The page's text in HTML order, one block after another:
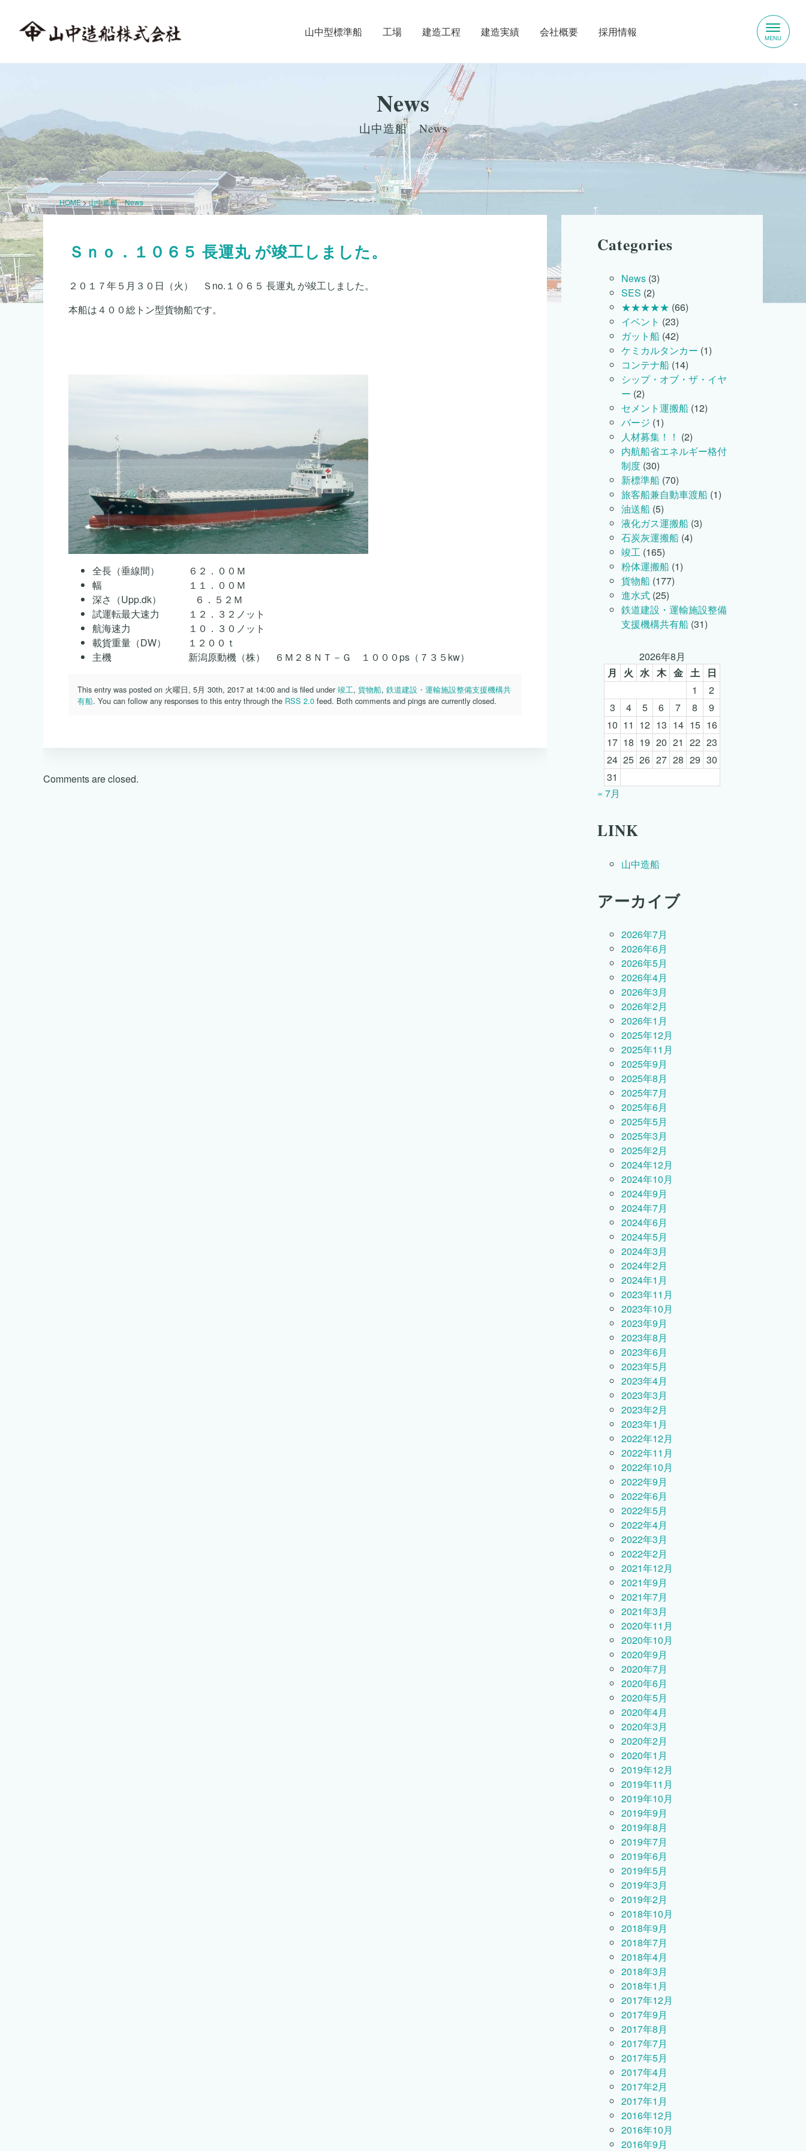
⼭中型標準船 工場 建造工程 建造実績 会社概要 採⽤情報
News
山中造船 News
HOME>山中造船 News
Ｓｎｏ．１０６５ 長運丸 が竣工しました。
２０１７年５月３０日（火） Ｓno.１０６５ 長運丸 が竣工しました。
本船は４００総トン型貨物船です。
全長（垂線間） ６２．００Ｍ
幅 １１．００Ｍ
深さ（Upp.dk） ６．５２Ｍ
試運転最大速力 １２．３２ノット
航海速力 １０．３０ノット
載貨重量（DW） １２００ｔ
主機 新潟原動機（株） ６Ｍ２８ＮＴ－Ｇ １０００ps（７３５kw）
This entry was posted on 火曜日, 5月 30th, 2017 at 14:00 and is filed under竣工,貨物船,鉄道建設・運輸施設整備支援機構共
有船. You can follow any responses to this entry through the RSS 2.0 feed. Both comments and pings are currently closed.
Comments are closed.
Categories
News (3)
SES (2)
★★★★★ (66)
イベント (23)
ガット船 (42)
ケミカルタンカー (1)
コンテナ船 (14)
シップ・オブ・ザ・イヤ
ー (2)
セメント運搬船 (12)
バージ (1)
人材募集！！ (2)
内航船省エネルギー格付
制度 (30)
新標準船 (70)
旅客船兼自動車渡船 (1)
油送船 (5)
液化ガス運搬船 (3)
石炭灰運搬船 (4)
竣工 (165)
粉体運搬船 (1)
貨物船 (177)
進水式 (25)
鉄道建設・運輸施設整備
支援機構共有船 (31)
2026年8月
月
火 水 木 金 土
日
1
2
3
4 5 6 7 8
9
10 11 12 13 14 15 16
17 18 19 20 21 22 23
24 25 26 27 28 29 30
31
« 7月
LINK
山中造船
アーカイブ
2026年7月
2026年6月
2026年5月
2026年4月
2026年3月
2026年2月
2026年1月
2025年12月
2025年11月
2025年9月
2025年8月
2025年7月
2025年6月
2025年5月
2025年3月
2025年2月
2024年12月
2024年10月
2024年9月
2024年7月
2024年6月
2024年5月
2024年3月
2024年2月
2024年1月
2023年11月
2023年10月
2023年9月
2023年8月
2023年6月
2023年5月
2023年4月
2023年3月
2023年2月
2023年1月
2022年12月
2022年11月
2022年10月
2022年9月
2022年6月
2022年5月
2022年4月
2022年3月
2022年2月
2021年12月
2021年9月
2021年7月
2021年3月
2020年11月
2020年10月
2020年9月
2020年7月
2020年6月
2020年5月
2020年4月
2020年3月
2020年2月
2020年1月
2019年12月
2019年11月
2019年10月
2019年9月
2019年8月
2019年7月
2019年6月
2019年5月
2019年3月
2019年2月
2018年10月
2018年9月
2018年7月
2018年4月
2018年3月
2018年1月
2017年12月
2017年9月
2017年8月
2017年7月
2017年5月
2017年4月
2017年2月
2017年1月
2016年12月
2016年10月
2016年9月